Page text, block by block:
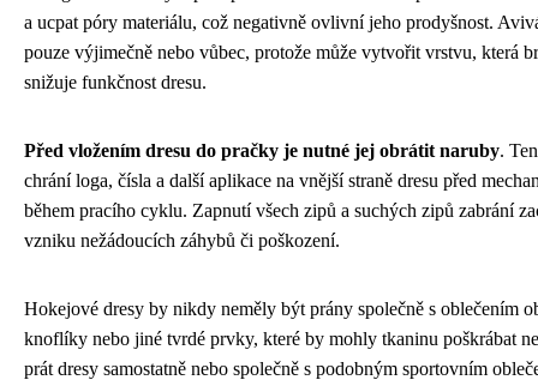
a ucpat póry materiálu, což negativně ovlivní jeho prodyšnost.
pouze výjimečně nebo vůbec, protože může vytvořit vrstvu, která
snižuje funkčnost dresu.
Před vložením dresu do pračky je nutné jej obrátit naruby.
chrání loga, čísla a další aplikace na vnější straně dresu před
během pracího cyklu. Zapnutí všech zipů a suchých zipů zabrání
vzniku nežádoucích záhybů či poškození.
Hokejové dresy by nikdy neměly být prány společně s oblečením
knoflíky nebo jiné tvrdé prvky, které by mohly tkaninu poškrábat
prát dresy samostatně nebo společně s podobným sportovním